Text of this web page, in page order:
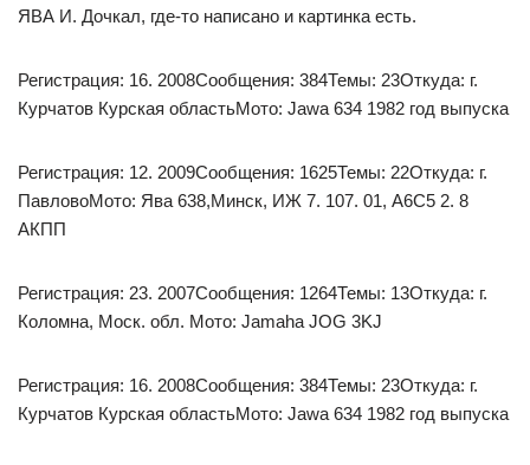
ЯВА И. Дочкал, где-то написано и картинка есть.
Регистрация: 16. 2008Сообщения: 384Темы: 23Откуда: г.
Курчатов Курская областьМото: Jawa 634 1982 год выпуска
Регистрация: 12. 2009Сообщения: 1625Темы: 22Откуда: г.
ПавловоМото: Ява 638,Минск, ИЖ 7. 107. 01, А6С5 2. 8
АКПП
Регистрация: 23. 2007Сообщения: 1264Темы: 13Откуда: г.
Коломна, Моск. обл. Мото: Jamaha JOG 3KJ
Регистрация: 16. 2008Сообщения: 384Темы: 23Откуда: г.
Курчатов Курская областьМото: Jawa 634 1982 год выпуска